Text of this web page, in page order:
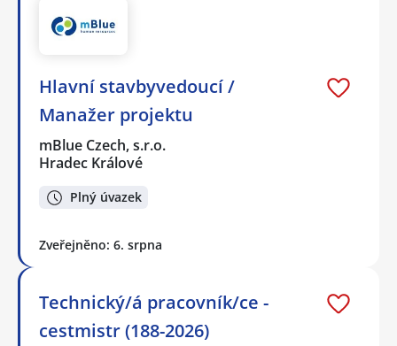
Hlavní stavbyvedoucí /
Manažer projektu
mBlue Czech, s.r.o.
Hradec Králové
Plný úvazek
Zveřejněno: 6. srpna
Technický/á pracovník/ce -
cestmistr (188-2026)